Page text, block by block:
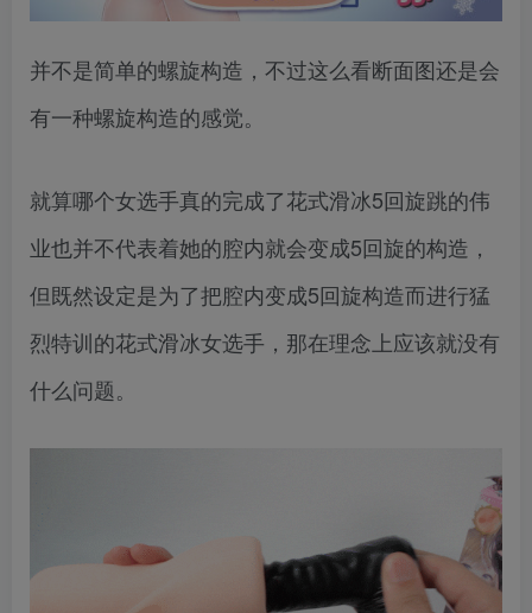
并不是简单的螺旋构造，不过这么看断面图还是会
有一种螺旋构造的感觉。
就算哪个女选手真的完成了花式滑冰5回旋跳的伟
业也并不代表着她的腔内就会变成5回旋的构造，
但既然设定是为了把腔内变成5回旋构造而进行猛
烈特训的花式滑冰女选手，那在理念上应该就没有
什么问题。